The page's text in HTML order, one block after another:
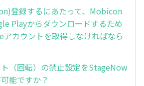
登録するにあたって、Mobicon
Playからダウンロードするため
アカウントを取得しなければなら
（回転）の禁止設定をStageNow
能ですか？